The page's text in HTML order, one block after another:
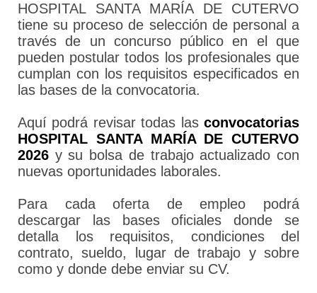
HOSPITAL SANTA MARÍA DE CUTERVO
tiene su proceso de selección de personal a
través de un concurso público en el que
pueden postular todos los profesionales que
cumplan con los requisitos especificados en
las bases de la convocatoria.
Aquí podrá revisar todas las convocatorias
HOSPITAL SANTA MARÍA DE CUTERVO
2026 y su bolsa de trabajo actualizado con
nuevas oportunidades laborales.
Para cada oferta de empleo podrá
descargar las bases oficiales donde se
detalla los requisitos, condiciones del
contrato, sueldo, lugar de trabajo y sobre
como y donde debe enviar su CV.